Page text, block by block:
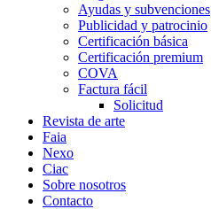
Ayudas y subvenciones
Publicidad y patrocinio
Certificación básica
Certificación premium
COVA
Factura fácil
Solicitud
Revista de arte
Faia
Nexo
Ciac
Sobre nosotros
Contacto